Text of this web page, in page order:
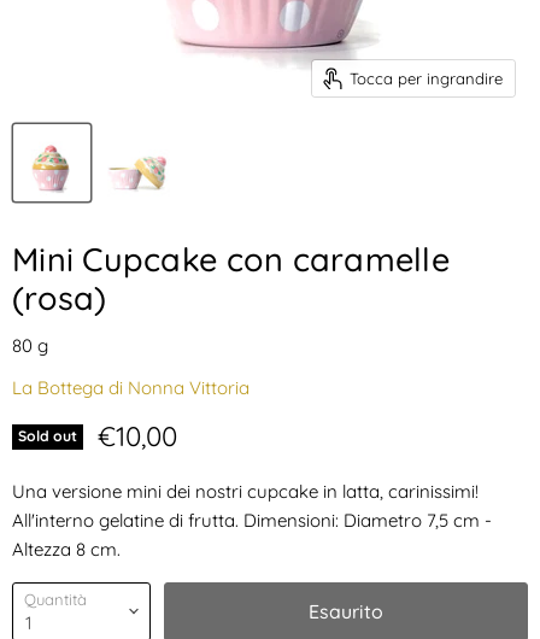
Tocca per ingrandire
Mini Cupcake con caramelle
(rosa)
80 g
La Bottega di Nonna Vittoria
Sold out Prezzo attuale
€10,00
Una versione mini dei nostri cupcake in latta, carinissimi!
All'interno gelatine di frutta. Dimensioni: Diametro 7,5 cm -
Altezza 8 cm.
Quantità
Esaurito